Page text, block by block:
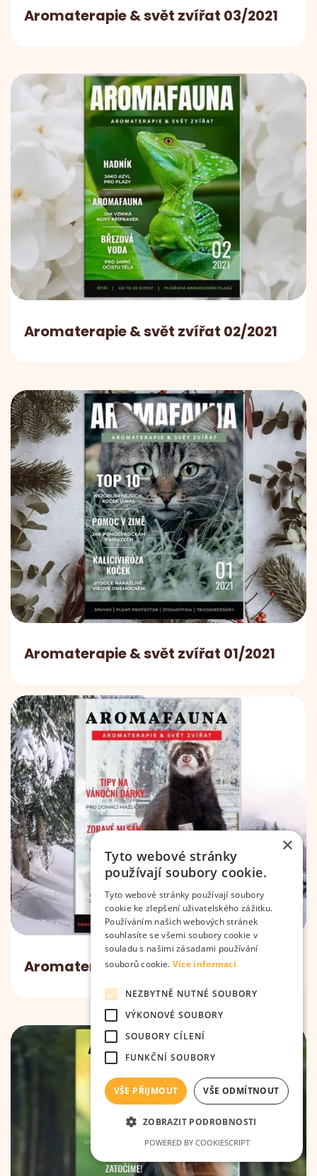
Aromaterapie & svět zvířat 03/2021
Aromaterapie & svět zvířat 02/2021
Aromaterapie & svět zvířat 01/2021
Aromaterapie & svět zvířat 06/2020
×
Tyto webové stránky
používají soubory cookie.
Tyto webové stránky používají soubory
cookie ke zlepšení uživatelského zážitku.
Používáním našich webových stránek
souhlasíte se všemi soubory cookie v
souladu s našimi zásadami používání
souborů cookie. Více informací
NEZBYTNĚ NUTNÉ SOUBORY
VÝKONOVÉ SOUBORY
SOUBORY CÍLENÍ
FUNKČNÍ SOUBORY
VŠE PŘIJMOUT VŠE ODMÍTNOUT
ZOBRAZIT PODROBNOSTI
POWERED BY COOKIESCRIPT